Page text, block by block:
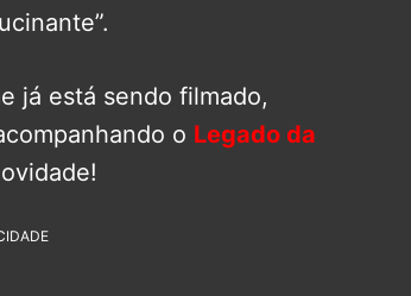
já está sendo filmado,
o Legado da